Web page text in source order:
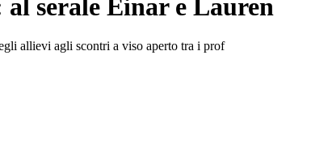
serale Einar e Lauren
allievi agli scontri a viso aperto tra i prof